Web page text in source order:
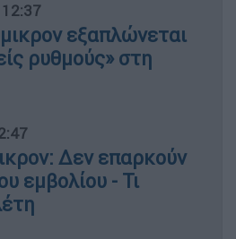
εξαπλώνεται
ρυθμούς» στη
Δεν επαρκούν
εμβολίου - Τι